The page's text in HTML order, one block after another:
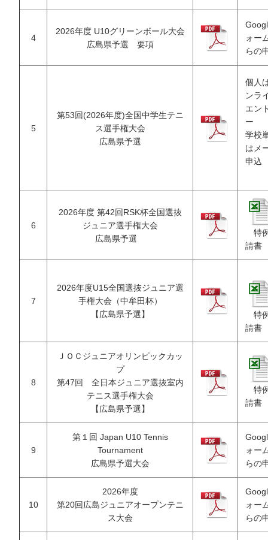
4
2026年度 U10グリーンボール大会
広島県予選 要項
ォー
らの
5
第53回(2026年度)全国中学生テニ
ス選手権大会
広島県予選
個人
ンラ
エン
ー
学校
はメ
申込
6
2026年度 第42回RSK杯全国選抜
ジュニア選手権大会
広島県予選
特
請書
7
2026年度U15全国選抜ジュニア選
手権大会（中牟田杯）
【広島県予選】
特
請書
8
ＪＯＣジュニアオリンピックカッ
プ
第47回 全日本ジュニア選抜室内
テニス選手権大会
【広島県予選】
特
請書
9
第１回 Japan U10 Tennis
Tournament
広島県予選大会
ォー
らの
10
2026年度
第20回広島ジュニアオープンテニ
ス大会
ォー
らの